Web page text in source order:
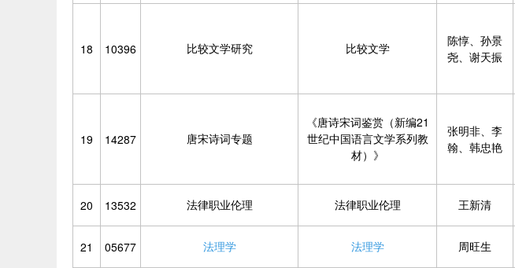
18 10396 比较文学研究 比较文学
陈惇、孙景
尧、谢天振
19 14287 唐宋诗词专题
《唐诗宋词鉴赏（新编21
世纪中国语言文学系列教
材）》
张明非、李
翰、韩忠艳
20 13532 法律职业伦理 法律职业伦理 王新清
21 05677 法理学 法理学 周旺生